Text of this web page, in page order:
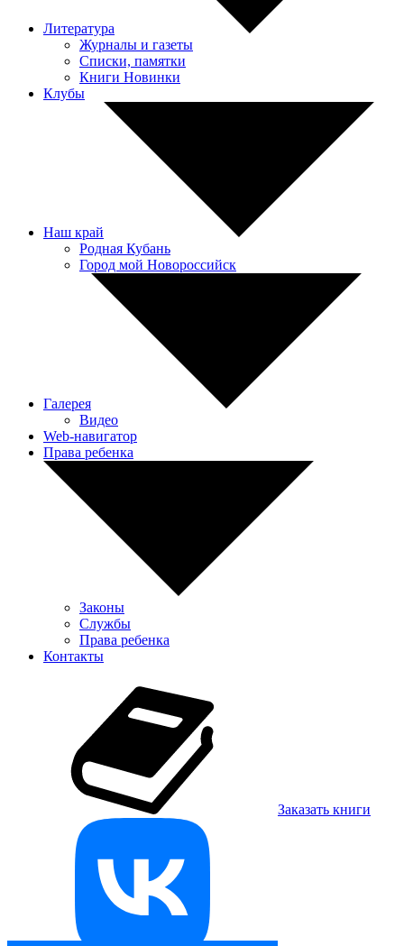
Литература
Журналы и газеты
Списки, памятки
Книги Новинки
Клубы
Наш край
Родная Кубань
Город мой Новороссийск
Галерея
Видео
Web-навигатор
Права ребенка
Законы
Службы
Права ребенка
Контакты
Заказать книги